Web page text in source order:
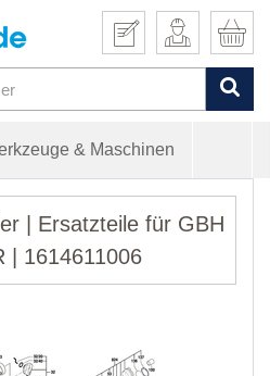
& Maschinen
| Ersatzteile für GBH
| 1614611006